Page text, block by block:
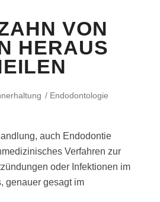
VON
HERAUS
/ Endodontologie
auch Endodontie
Verfahren zur
oder Infektionen im
genauer gesagt im